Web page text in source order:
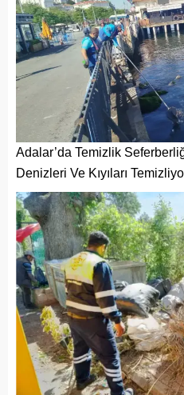
Adalar’da Temizlik
Denizleri Ve Kıyıları